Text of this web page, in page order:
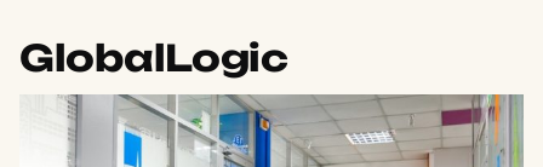
GlobalLogiс